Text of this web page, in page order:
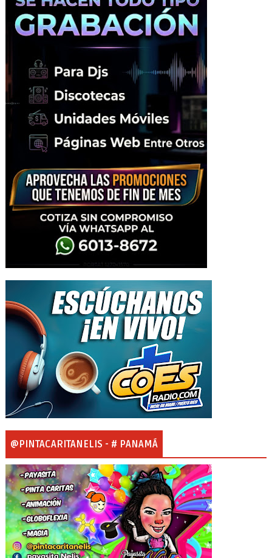
@PINTACARITANELIS - # PANAMÁ